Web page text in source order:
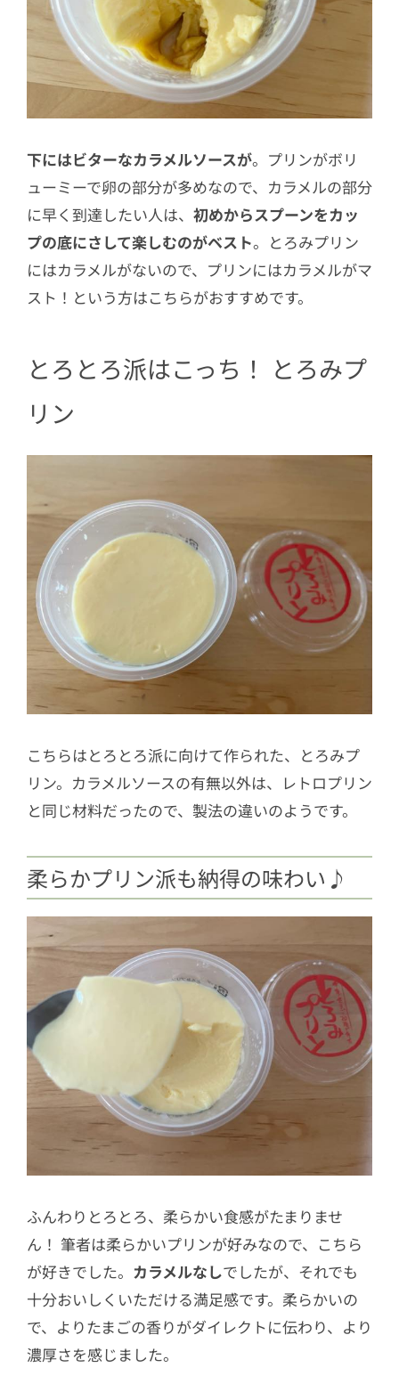
下にはビターなカラメルソースが。プリンがボリ
ューミーで卵の部分が多めなので、カラメルの部分
に早く到達したい人は、 初めからスプーンをカッ
プの底にさして楽しむのがベスト。とろみプリン
にはカラメルがないので、プリンにはカラメルがマ
スト！という方はこちらがおすすめです。
とろとろ派はこっち！ とろみプ
リン
こちらはとろとろ派に向けて作られた、とろみプ
リン。カラメルソースの有無以外は、レトロプリン
と同じ材料だったので、製法の違いのようです。
柔らかプリン派も納得の味わい♪
ふんわりとろとろ、柔らかい食感がたまりませ
ん！ 筆者は柔らかいプリンが好みなので、こちら
が好きでした。 カラメルなしでしたが、それでも
十分おいしくいただける満足感です。柔らかいの
で、よりたまごの香りがダイレクトに伝わり、より
濃厚さを感じました。